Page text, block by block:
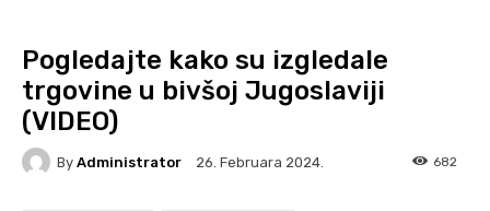
Pogledajte kako su izgledale
trgovine u bivšoj Jugoslaviji
(VIDEO)
By Administrator 26. Februara 2024. 682